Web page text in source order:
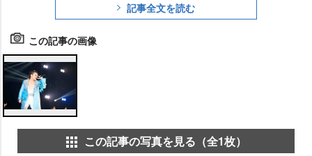
記事全文を読む
この記事の画像
この記事の写真を見る（全1枚）